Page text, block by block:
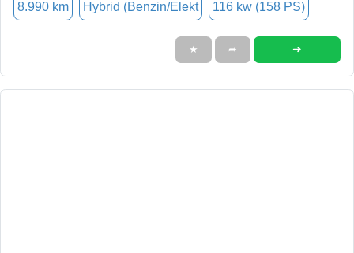
8.990 km Hybrid (Benzin/Elekt 116 kw (158 PS)
★ ➦ ➜